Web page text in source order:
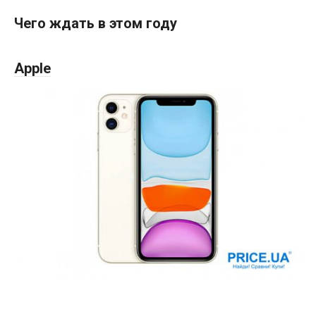
Чего ждать в этом году
Apple